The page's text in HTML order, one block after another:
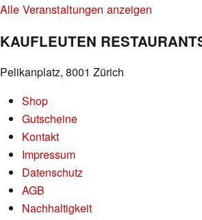
Alle Veranstaltungen anzeigen
KAUFLEUTEN
Pelikanplatz, 8001 Zürich
Shop
Gutscheine
Kontakt
Impressum
Datenschutz
AGB
Nachhaltigkeit